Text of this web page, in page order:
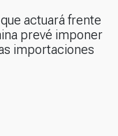
actuará frente
prevé imponer
importaciones